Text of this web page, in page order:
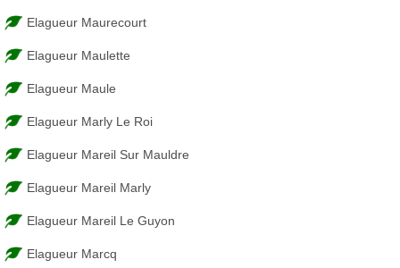
Elagueur Maurecourt
Elagueur Maulette
Elagueur Maule
Elagueur Marly Le Roi
Elagueur Mareil Sur Mauldre
Elagueur Mareil Marly
Elagueur Mareil Le Guyon
Elagueur Marcq